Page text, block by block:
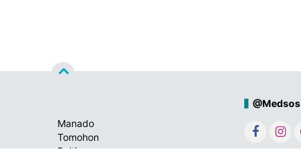
Manado
Tomohon
Boltim
@Medsos